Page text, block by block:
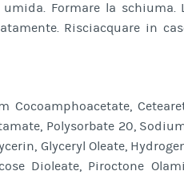
Formare la schiuma.
Risciacquare in
Cocoamphoacetate,
Polysorbate 20,
Glyceryl Oleate,
Dioleate, Piroctone